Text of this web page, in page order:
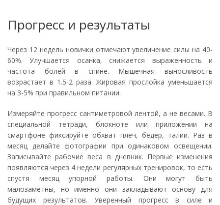
Прогресс и результаты
Через 12 недель новички отмечают увеличение силы на 40-
60%. Улучшается осанка, снижается выраженность и
частота болей в спине. Мышечная выносливость
возрастает в 1.5-2 раза. Жировая прослойка уменьшается
на 3-5% при правильном питании.
Измеряйте прогресс сантиметровой лентой, а не весами. В
специальной тетради, блокноте или приложении на
смартфоне фиксируйте обхват плеч, бедер, талии. Раз в
месяц делайте фотографии при одинаковом освещении.
Записывайте рабочие веса в дневник. Первые изменения
появляются через 4 недели регулярных тренировок, то есть
спустя месяц упорной работы. Они могут быть
малозаметны, но именно они закладывают основу для
будущих результатов. Уверенный прогресс в силе и